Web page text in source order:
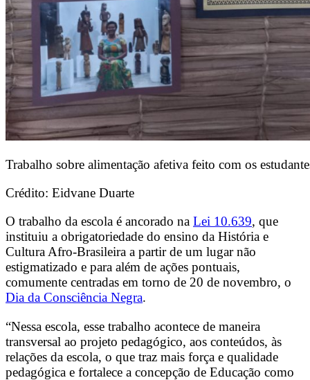
Trabalho sobre alimentação afetiva feito com os
Crédito: Eidvane Duarte
O trabalho da escola é ancorado na Lei 10.639, que
instituiu a obrigatoriedade do ensino da História e
Cultura Afro-Brasileira a partir de um lugar não
estigmatizado e para além de ações pontuais,
comumente centradas em torno de 20 de novembro, o
Dia da Consciência Negra.
“Nessa escola, esse trabalho acontece de maneira
transversal ao projeto pedagógico, aos conteúdos, às
relações da escola, o que traz mais força e qualidade
pedagógica e fortalece a concepção de Educação como